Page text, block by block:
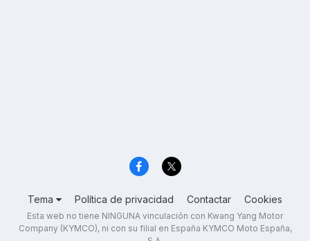
Tema Política de privacidad Contactar Cookies
Esta web no tiene NINGUNA vinculación con Kwang Yang Motor
Company (KYMCO), ni con su filial en España KYMCO Moto España,